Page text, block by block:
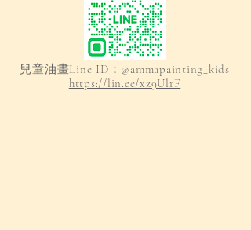
兒童油畫Line ID：@ammapainting_kids
https://lin.ee/xz9UlrF